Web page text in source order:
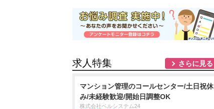
求人特集 さらに見る
マンション管理のコールセンター/土日祝休
み/未経験歓迎/開始日調整OK
株式会社ベルシステム24